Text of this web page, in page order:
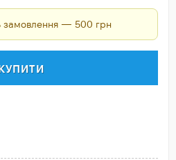
замовлення — 500 грн